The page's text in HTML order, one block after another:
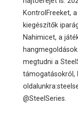
KontrolFreeket,
kiegészítők
Nahimicet, a
megtudni a
támogatásokról,
@SteelSeries.